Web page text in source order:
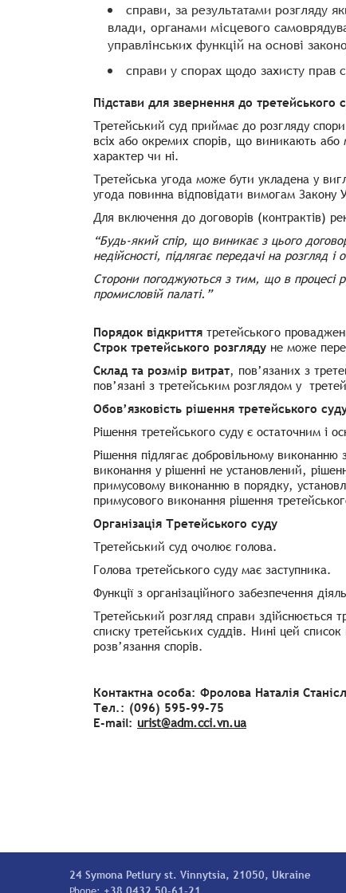
справи, за результатами розгляду
влади, органами місцевого
управлінських функцій на основі
справи у спорах щодо захисту прав
Підстави для звернення до третейського
Третейський суд приймає до розгляду
всіх або окремих спорів, що виникають
характер чи ні.
Третейська угода може бути укладена у
угода повинна відповідати вимогам Закону
Для включення до договорів (контрактів)
“Будь-який спір, що виникає з цього
недійсності, підлягає передачі на розгляд
Сторони погоджуються з тим, що в процесі
промисловій палаті.”
Порядок відкриття третейського
Строк третейського розгляду не може
Склад та розмір витрат, пов’язаних з
пов’язані з третейським розглядом у
Обов’язковість рішення третейського
Рішення третейського суду є остаточним і
Рішення підлягає добровільному
виконання у рішенні не установлений,
примусовому виконанню в порядку,
примусового виконання рішення
Організація Третейського суду
Третейський суд очолює голова.
Голова третейського суду має заступника.
Функції з організаційного забезпечення
Третейський розгляд справи здійснюється
списку третейських суддів. Нині цей
розв’язання спорів.
Контактна особа: Фролова Наталія
Тел.: (096) 595-99-75
E-mail: urist@adm.cci.vn.ua
24 Symona Petlury st. Vinnytsia, 21050, Ukraine